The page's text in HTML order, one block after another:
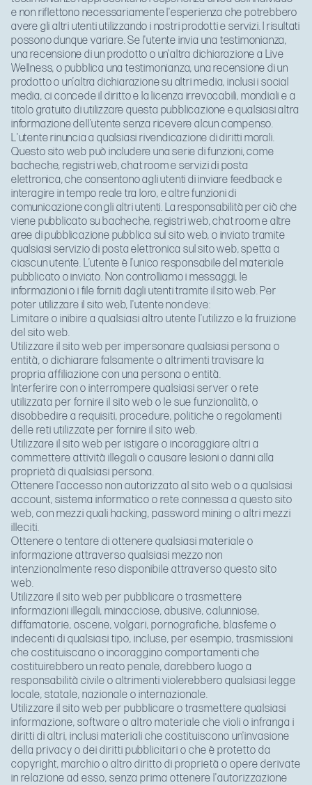
e non riflettono necessariamente l'esperienza che potrebbero
avere gli altri utenti utilizzando i nostri prodotti e servizi. I risultati
possono dunque variare. Se l'utente invia una testimonianza,
una recensione di un prodotto o un'altra dichiarazione a Live
Wellness, o pubblica una testimonianza, una recensione di un
prodotto o un’altra dichiarazione su altri media, inclusi i social
media, ci concede il diritto e la licenza irrevocabili, mondiali e a
titolo gratuito di utilizzare questa pubblicazione e qualsiasi altra
informazione dell’utente senza ricevere alcun compenso.
L'utente rinuncia a qualsiasi rivendicazione di diritti morali.
Questo sito web può includere una serie di funzioni, come
bacheche, registri web, chat room e servizi di posta
elettronica, che consentono agli utenti di inviare feedback e
interagire in tempo reale tra loro, e altre funzioni di
comunicazione con gli altri utenti. La responsabilità per ciò che
viene pubblicato su bacheche, registri web, chat room e altre
aree di pubblicazione pubblica sul sito web, o inviato tramite
qualsiasi servizio di posta elettronica sul sito web, spetta a
ciascun utente. L’utente è l’unico responsabile del materiale
pubblicato o inviato. Non controlliamo i messaggi, le
informazioni o i file forniti dagli utenti tramite il sito web. Per
poter utilizzare il sito web, l'utente non deve:
Limitare o inibire a qualsiasi altro utente l'utilizzo e la fruizione
del sito web.
Utilizzare il sito web per impersonare qualsiasi persona o
entità, o dichiarare falsamente o altrimenti travisare la
propria affiliazione con una persona o entità.
Interferire con o interrompere qualsiasi server o rete
utilizzata per fornire il sito web o le sue funzionalità, o
disobbedire a requisiti, procedure, politiche o regolamenti
delle reti utilizzate per fornire il sito web.
Utilizzare il sito web per istigare o incoraggiare altri a
commettere attività illegali o causare lesioni o danni alla
proprietà di qualsiasi persona.
Ottenere l'accesso non autorizzato al sito web o a qualsiasi
account, sistema informatico o rete connessa a questo sito
web, con mezzi quali hacking, password mining o altri mezzi
illeciti.
Ottenere o tentare di ottenere qualsiasi materiale o
informazione attraverso qualsiasi mezzo non
intenzionalmente reso disponibile attraverso questo sito
web.
Utilizzare il sito web per pubblicare o trasmettere
informazioni illegali, minacciose, abusive, calunniose,
diffamatorie, oscene, volgari, pornografiche, blasfeme o
indecenti di qualsiasi tipo, incluse, per esempio, trasmissioni
che costituiscano o incoraggino comportamenti che
costituirebbero un reato penale, darebbero luogo a
responsabilità civile o altrimenti violerebbero qualsiasi legge
locale, statale, nazionale o internazionale.
Utilizzare il sito web per pubblicare o trasmettere qualsiasi
informazione, software o altro materiale che violi o infranga i
diritti di altri, inclusi materiali che costituiscono un'invasione
della privacy o dei diritti pubblicitari o che è protetto da
copyright, marchio o altro diritto di proprietà o opere derivate
in relazione ad esso, senza prima ottenere l'autorizzazione